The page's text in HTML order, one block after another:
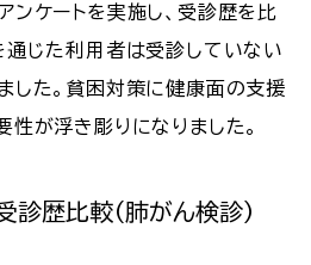
ンケートを実施し、受診歴を比
通じた利用者は受診していない
した。貧困対策に健康面の支援
が浮き彫りになりました。
診歴比較（肺がん検診）